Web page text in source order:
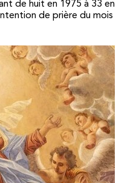
de huit en 1975 à 33 en
de prière du mois